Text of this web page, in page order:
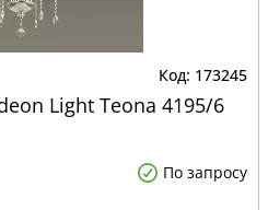
173245
Light Teona 4195/6
По запросу